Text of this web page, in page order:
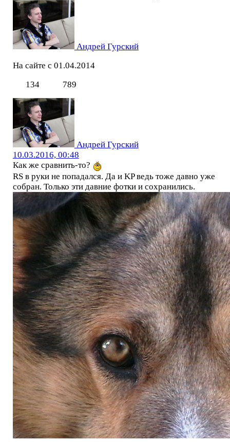
Андрей Гурский
На сайте с 01.04.2014
134
789
Андрей Гурский
10.03.2016, 00:48
Как же сравнить-то?
RS в руки не попадался. Да и KP ведь тоже давно уже
собран. Только эти давние фотки и сохранились.